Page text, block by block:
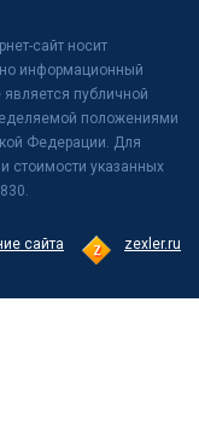
сайт носит
информационный
является публичной
положениями
Федерации. Для
стоимости указанных
сайта zexler.ru